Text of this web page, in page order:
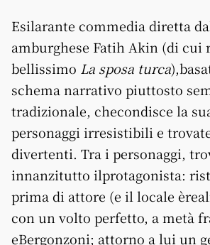
Esilarante commedia diretta
amburghese Fatih Akin (di cui
bellissimo La sposa turca
schema narrativo piuttosto
tradizionale, checondisce la
personaggi irresistibili e
divertenti. Tra i personaggi,
innanzitutto ilprotagonista:
prima di attore (e il locale
con un volto perfetto, a metà
eBergonzoni; attorno a lui un